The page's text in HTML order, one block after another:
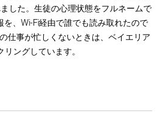
した。生徒の心理状態をフルネームで
、Wi-Fi経由で誰でも読み取れたので
の仕事が忙しくないときは、ベイエリア
リングしています。